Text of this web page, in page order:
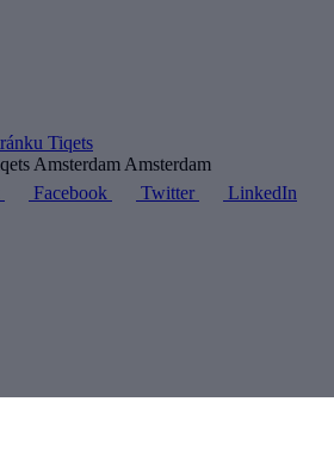
Amsterdam
Facebook Twitter LinkedIn